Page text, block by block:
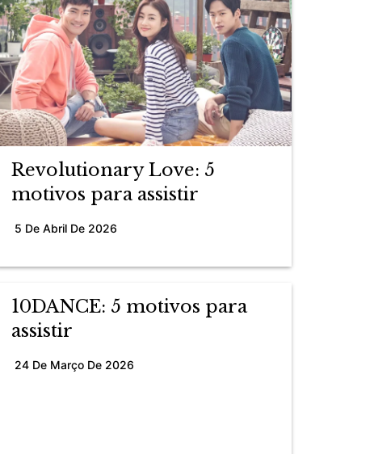
Revolutionary Love: 5
motivos para assistir
5 De Abril De 2026
10DANCE: 5 motivos para
assistir
24 De Março De 2026